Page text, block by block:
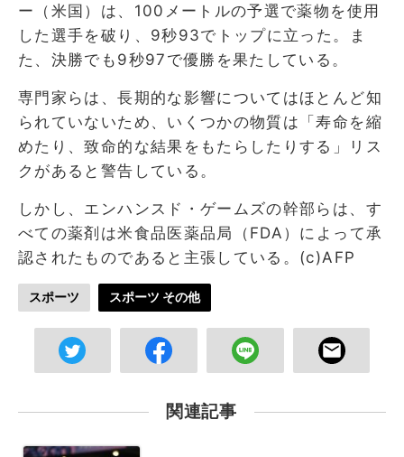
ー（米国）は、100メートルの予選で薬物を使用
した選手を破り、9秒93でトップに立った。ま
た、決勝でも9秒97で優勝を果たしている。
専門家らは、長期的な影響についてはほとんど知
られていないため、いくつかの物質は「寿命を縮
めたり、致命的な結果をもたらしたりする」リス
クがあると警告している。
しかし、エンハンスド・ゲームズの幹部らは、す
べての薬剤は米食品医薬品局（FDA）によって承
認されたものであると主張している。(c)AFP
スポーツ スポーツ その他
関連記事